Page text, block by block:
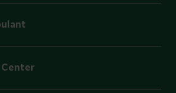
Center